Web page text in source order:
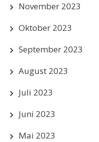
November 2023
Oktober 2023
September 2023
August 2023
Juli 2023
Juni 2023
Mai 2023